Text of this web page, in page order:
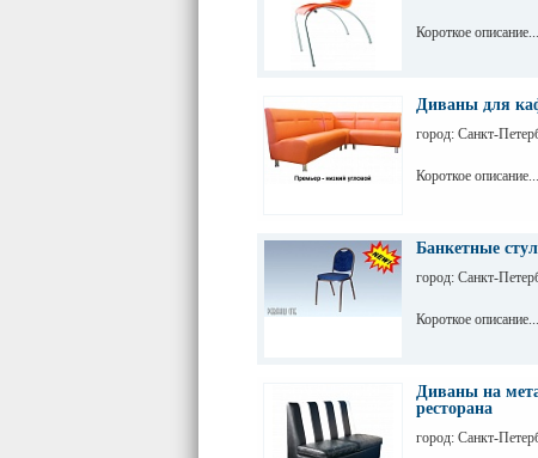
Короткое описание...
Диваны для
город: Санкт-
Короткое описание...
Банкетные
город: Санкт-
Короткое описание...
Диваны на
ресторана
город: Санкт-